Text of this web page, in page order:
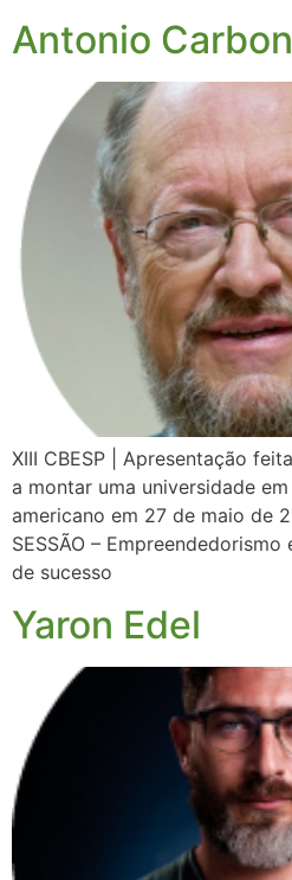
Antonio
XIII CBESP | Apresentação
a montar uma universidade
americano em 27 de maio de
SESSÃO –
de sucesso
Yaron Edel